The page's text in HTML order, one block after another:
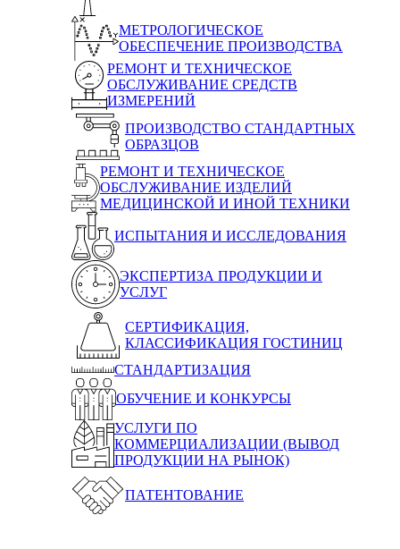
МЕТРОЛОГИЧЕСКОЕ
ОБЕСПЕЧЕНИЕ ПРОИЗВОДСТВА
РЕМОНТ И ТЕХНИЧЕСКОЕ
ОБСЛУЖИВАНИЕ СРЕДСТВ
ИЗМЕРЕНИЙ
ПРОИЗВОДСТВО СТАНДАРТНЫХ
ОБРАЗЦОВ
РЕМОНТ И ТЕХНИЧЕСКОЕ
ОБСЛУЖИВАНИЕ ИЗДЕЛИЙ
МЕДИЦИНСКОЙ И ИНОЙ ТЕХНИКИ
ИСПЫТАНИЯ И ИССЛЕДОВАНИЯ
ЭКСПЕРТИЗА ПРОДУКЦИИ И
УСЛУГ
СЕРТИФИКАЦИЯ,
КЛАССИФИКАЦИЯ ГОСТИНИЦ
СТАНДАРТИЗАЦИЯ
ОБУЧЕНИЕ И КОНКУРСЫ
УСЛУГИ ПО
КОММЕРЦИАЛИЗАЦИИ (ВЫВОД
ПРОДУКЦИИ НА РЫНОК)
ПАТЕНТОВАНИЕ